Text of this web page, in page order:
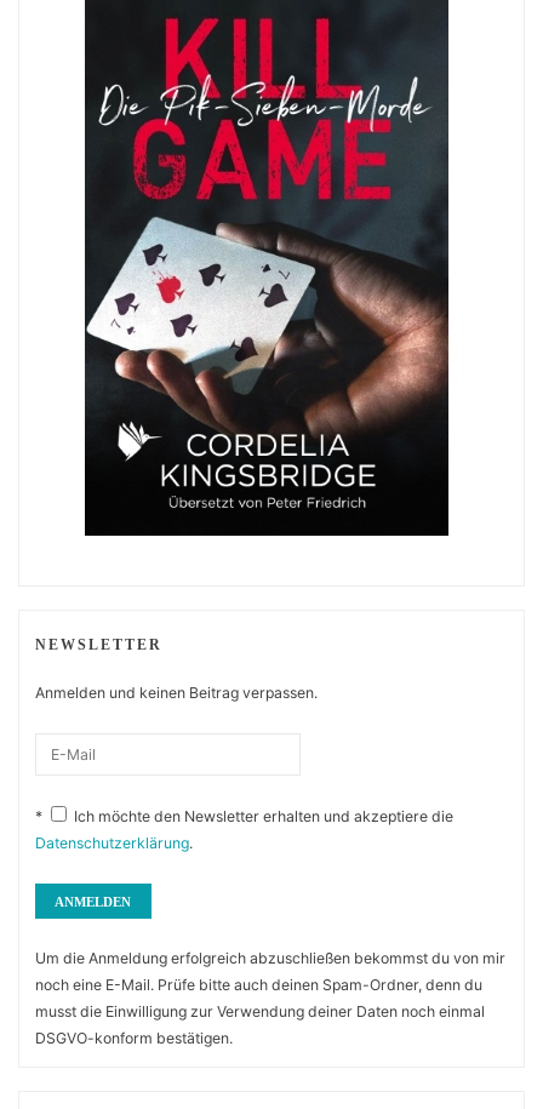
NEWSLETTER
Anmelden und keinen Beitrag verpassen.
*
Ich möchte den Newsletter erhalten und akzeptiere die
Datenschutzerklärung.
Um die Anmeldung erfolgreich abzuschließen bekommst du von mir
noch eine E-Mail. Prüfe bitte auch deinen Spam-Ordner, denn du
musst die Einwilligung zur Verwendung deiner Daten noch einmal
DSGVO-konform bestätigen.